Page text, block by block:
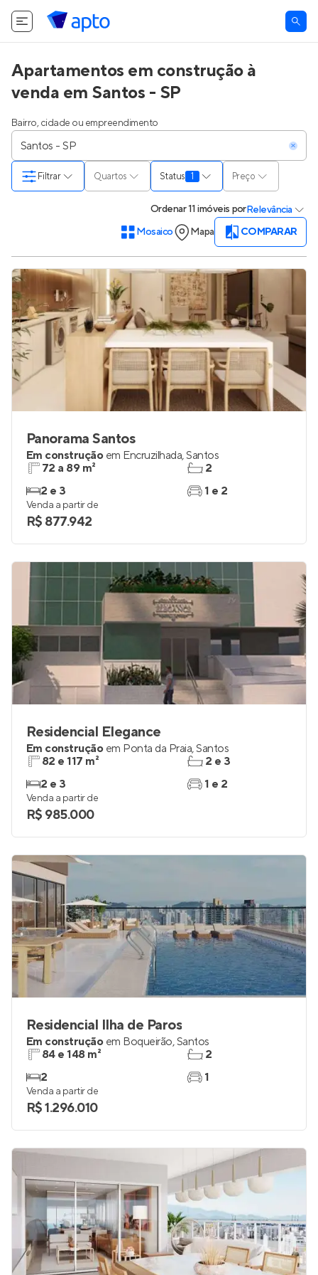
Apartamentos em construção à
venda em Santos - SP
Bairro, cidade ou empreendimento
Quartos Status 1 Preço
Filtrar
Ordenar11 imóveis porRelevância
Mosaico
Mapa COMPARAR
Panorama Santos
Em construção em Encruzilhada,Santos
72 a 89 m²
2 e 3
2
1 e 2
Venda a partir de
R$ 877.942
Residencial Elegance
Em construção em Ponta da Praia,Santos
82 e 117 m²
2 e 3
2 e 3
1 e 2
Venda a partir de
R$ 985.000
Residencial Ilha de Paros
Em construção em Boqueirão,Santos
84 e 148 m²
2
2
1
Venda a partir de
R$ 1.296.010